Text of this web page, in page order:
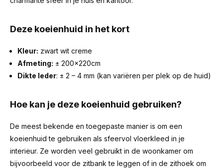
Deze koeienhuid in het kort
Kleur: zwart wit creme
Afmeting: ± 200x220cm
Dikte leder: ± 2 – 4 mm (kan variëren per plek op de huid)
Hoe kan je deze koeienhuid gebruiken?
De meest bekende en toegepaste manier is om een
koeienhuid te gebruiken als sfeervol vloerkleed in je
interieur. Ze worden veel gebruikt in de woonkamer om
bijvoorbeeld voor de zitbank te leggen of in de zithoek om